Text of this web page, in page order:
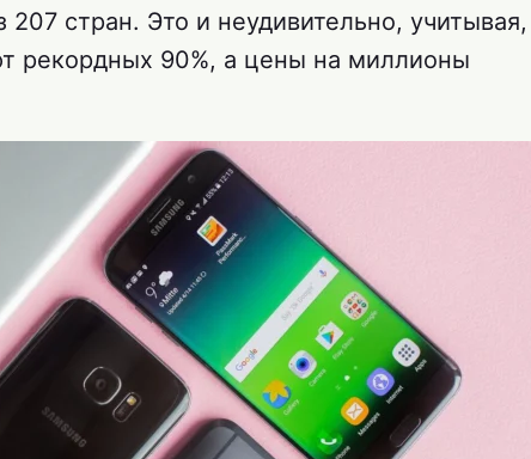
207 стран. Это и неудивительно, учитывая,
рекордных 90%, а цены на миллионы